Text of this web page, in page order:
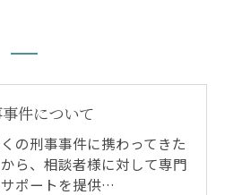
件について
の刑事事件に携わってきた
ら、相談者様に対して専門
ポートを提供…